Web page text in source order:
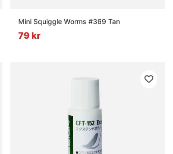
Mini Squiggle Worms #369 Tan
79 kr